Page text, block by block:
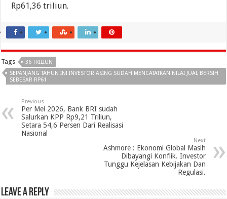
Rp61,36 triliun.
Tags
36 TRILIUN
SEPANJANG TAHUN INI INVESTOR ASING SUDAH MENCATATKAN NILAI JUAL BERSIH
SEBESAR RP61
Previous
Per Mei 2026, Bank BRI sudah
Salurkan KPP Rp9,21 Triliun,
Setara 54,6 Persen Dari Realisasi
Nasional
Next
Ashmore : Ekonomi Global Masih
Dibayangi Konflik. Investor
Tunggu Kejelasan Kebijakan Dan
Regulasi.
Leave a Reply